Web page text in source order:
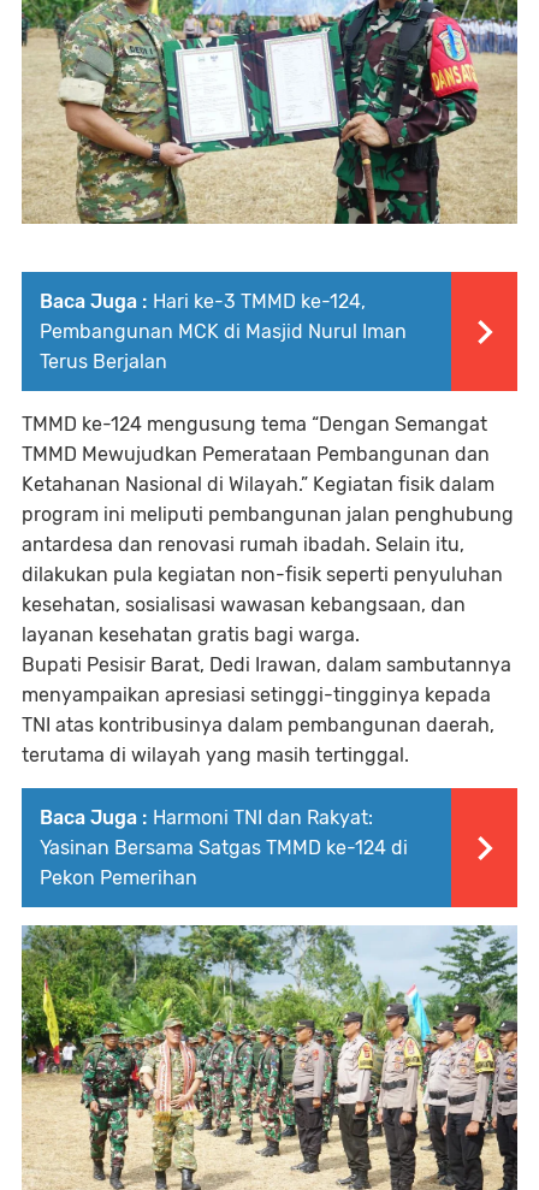
Baca Juga : Hari ke-3 TMMD ke-124,
Pembangunan MCK di Masjid Nurul Iman
Terus Berjalan
TMMD ke-124 mengusung tema “Dengan Semangat
TMMD Mewujudkan Pemerataan Pembangunan dan
Ketahanan Nasional di Wilayah.” Kegiatan fisik dalam
program ini meliputi pembangunan jalan penghubung
antardesa dan renovasi rumah ibadah. Selain itu,
dilakukan pula kegiatan non-fisik seperti penyuluhan
kesehatan, sosialisasi wawasan kebangsaan, dan
layanan kesehatan gratis bagi warga.
Bupati Pesisir Barat, Dedi Irawan, dalam sambutannya
menyampaikan apresiasi setinggi-tingginya kepada
TNI atas kontribusinya dalam pembangunan daerah,
terutama di wilayah yang masih tertinggal.
Baca Juga : Harmoni TNI dan Rakyat:
Yasinan Bersama Satgas TMMD ke-124 di
Pekon Pemerihan